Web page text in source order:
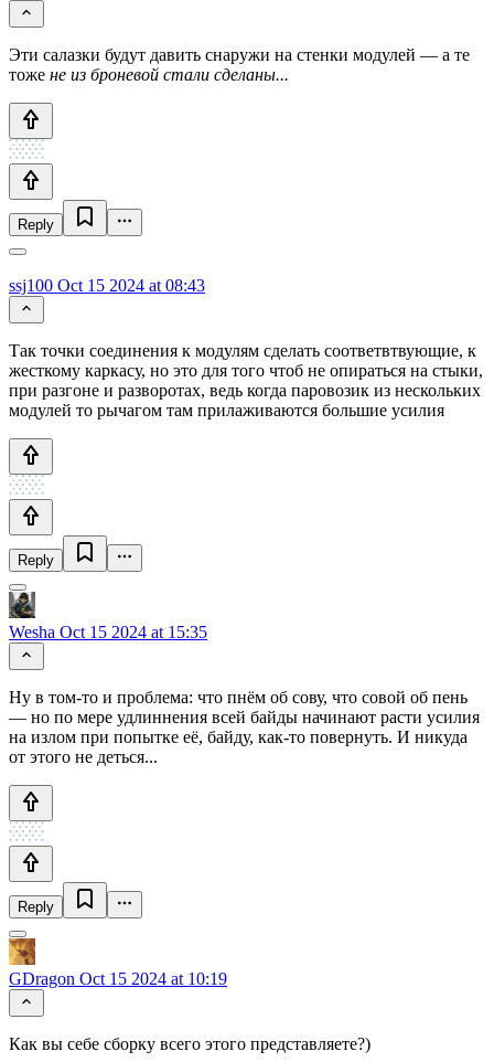
Эти салазки будут давить снаружи на стенки модулей — а те
тоже не из броневой стали сделаны...
Reply
ssj100 Oct 15 2024 at 08:43
Так точки соединения к модулям сделать соответвтвующие, к
жесткому каркасу, но это для того чтоб не опираться на стыки,
при разгоне и разворотах, ведь когда паровозик из нескольких
модулей то рычагом там прилаживаются большие усилия
Reply
Wesha Oct 15 2024 at 15:35
Ну в том-то и проблема: что пнём об сову, что совой об пень
— но по мере удлиннения всей байды начинают расти усилия
на излом при попытке её, байду, как-то повернуть. И никуда
от этого не деться...
Reply
GDragon Oct 15 2024 at 10:19
Как вы себе сборку всего этого представляете?)